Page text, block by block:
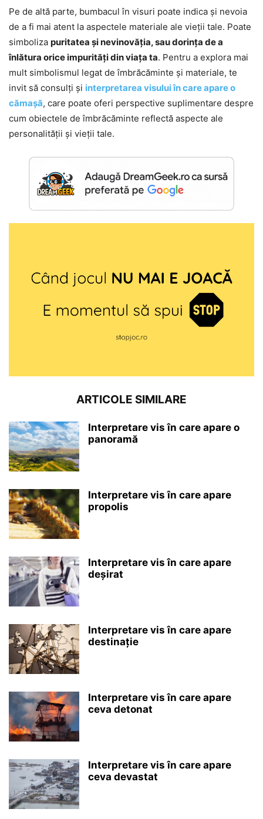
Pe de altă parte, bumbacul în visuri poate indica și nevoia
de a fi mai atent la aspectele materiale ale vieții tale. Poate
simboliza puritatea și nevinovăția, sau dorința de a
înlătura orice impurități din viața ta. Pentru a explora mai
mult simbolismul legat de îmbrăcăminte și materiale, te
invit să consulți și interpretarea visului în care apare o
cămașă, care poate oferi perspective suplimentare despre
cum obiectele de îmbrăcăminte reflectă aspecte ale
personalității și vieții tale.
ARTICOLE SIMILARE
Interpretare vis în care apare o
panoramă
Interpretare vis în care apare
propolis
Interpretare vis în care apare
deșirat
Interpretare vis în care apare
destinație
Interpretare vis în care apare
ceva detonat
Interpretare vis în care apare
ceva devastat